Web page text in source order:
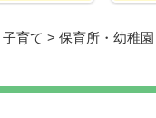
子育て > 保育所・幼稚